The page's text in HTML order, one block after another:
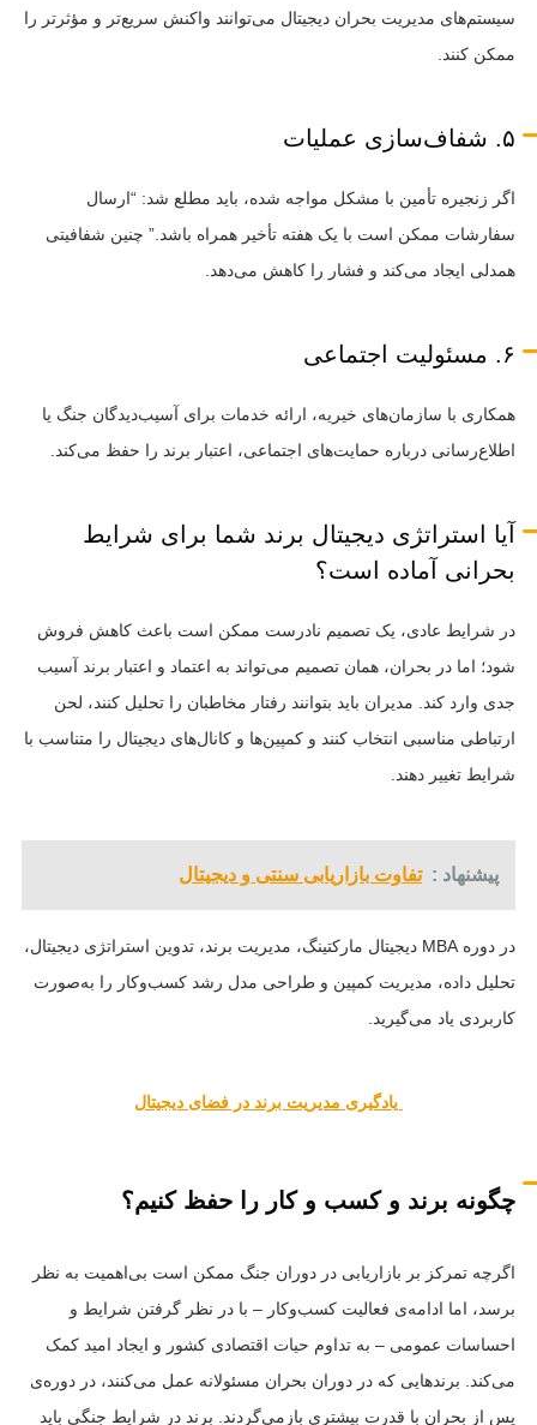
سیستم‌های مدیریت بحران دیجیتال می‌توانند واکنش سریع‌تر و مؤثرتر را
ممکن کنند.
۵. شفاف‌سازی عملیات
اگر زنجیره تأمین با مشکل مواجه شده، باید مطلع شد: “ارسال
سفارشات ممکن است با یک هفته تأخیر همراه باشد.” چنین شفافیتی
همدلی ایجاد می‌کند و فشار را کاهش می‌دهد.
۶. مسئولیت اجتماعی
همکاری با سازمان‌های خیریه، ارائه خدمات برای آسیب‌دیدگان جنگ یا
اطلاع‌رسانی درباره حمایت‌های اجتماعی، اعتبار برند را حفظ می‌کند.
آیا استراتژی دیجیتال برند شما برای شرایط
بحرانی آماده است؟
در شرایط عادی، یک تصمیم نادرست ممکن است باعث کاهش فروش
شود؛ اما در بحران، همان تصمیم می‌تواند به اعتماد و اعتبار برند آسیب
جدی وارد کند. مدیران باید بتوانند رفتار مخاطبان را تحلیل کنند، لحن
ارتباطی مناسبی انتخاب کنند و کمپین‌ها و کانال‌های دیجیتال را متناسب با
شرایط تغییر دهند.
پیشنهاد : تفاوت بازاریابی سنتی و دیجیتال
در دوره MBA دیجیتال مارکتینگ، مدیریت برند، تدوین استراتژی دیجیتال،
تحلیل داده، مدیریت کمپین و طراحی مدل رشد کسب‌وکار را به‌صورت
کاربردی یاد می‌گیرید.
یادگیری مدیریت برند در فضای دیجیتال
چگونه برند و کسب‌ و‌ کار را حفظ کنیم؟
اگرچه تمرکز بر بازاریابی در دوران جنگ ممکن است بی‌اهمیت به نظر
برسد، اما ادامه‌ی فعالیت کسب‌وکار – با در نظر گرفتن شرایط و
احساسات عمومی – به تداوم حیات اقتصادی کشور و ایجاد امید کمک
می‌کند. برندهایی که در دوران بحران مسئولانه عمل می‌کنند، در دوره‌ی
پس از بحران با قدرت بیشتری بازمی‌گردند. برند در شرایط جنگی باید